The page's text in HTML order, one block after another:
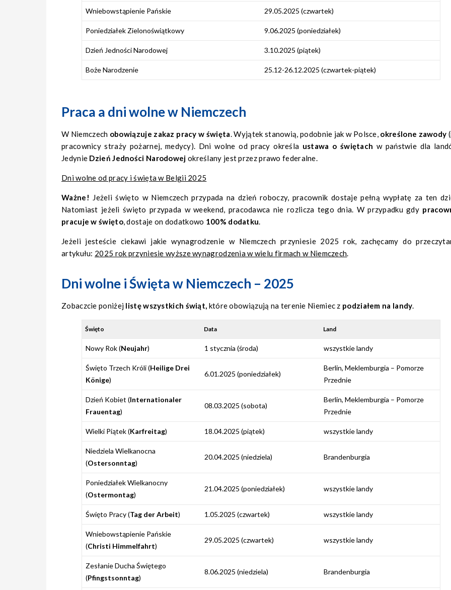
Wniebowstąpienie Pańskie 29.05.2025 (czwartek)
Poniedziałek Zielonoświątkowy 9.06.2025 (poniedziałek)
Dzień Jedności Narodowej 3.10.2025 (piątek)
Boże Narodzenie 25.12-26.12.2025 (czwartek-piątek)
Praca a dni wolne w Niemczech
W Niemczech obowiązuje zakaz pracy w święta. Wyjątek stanowią, podobnie jak w Polsce, określone zawody
pracownicy straży pożarnej, medycy). Dni wolne od pracy określa ustawa o świętach w państwie dla
Jedynie Dzień Jedności Narodowej określany jest przez prawo federalne.
Dni wolne od pracy i święta w Belgii 2025
Ważne! Jeżeli święto w Niemczech przypada na dzień roboczy, pracownik dostaje pełną wypłatę za ten
Natomiast jeżeli święto przypada w weekend, pracodawca nie rozlicza tego dnia. W przypadku gdy
pracuje w święto, dostaje on dodatkowo 100% dodatku.
Jeżeli jesteście ciekawi jakie wynagrodzenie w Niemczech przyniesie 2025 rok, zachęcamy do
artykułu: 2025 rok przyniesie wyższe wynagrodzenia w wielu firmach w Niemczech.
Dni wolne i Święta w Niemczech – 2025
Zobaczcie poniżej listę wszystkich świąt, które obowiązują na terenie Niemiec z podziałem na landy.
Święto Data Land
Nowy Rok (Neujahr) 1 stycznia (środa) wszystkie landy
Święto Trzech Króli (Heilige Drei
Könige)
6.01.2025 (poniedziałek)
Berlin, Meklemburgia – Pomorze
Przednie
Dzień Kobiet (Internationaler
Frauentag)
08.03.2025 (sobota)
Berlin, Meklemburgia – Pomorze
Przednie
Wielki Piątek (Karfreitag) 18.04.2025 (piątek) wszystkie landy
Niedziela Wielkanocna
(Ostersonntag)
20.04.2025 (niedziela) Brandenburgia
Poniedziałek Wielkanocny
(Ostermontag)
21.04.2025 (poniedziałek) wszystkie landy
Święto Pracy (Tag der Arbeit) 1.05.2025 (czwartek) wszystkie landy
Wniebowstąpienie Pańskie
(Christi Himmelfahrt)
29.05.2025 (czwartek) wszystkie landy
Zesłanie Ducha Świętego
(Pfingstsonntag)
8.06.2025 (niedziela) Brandenburgia